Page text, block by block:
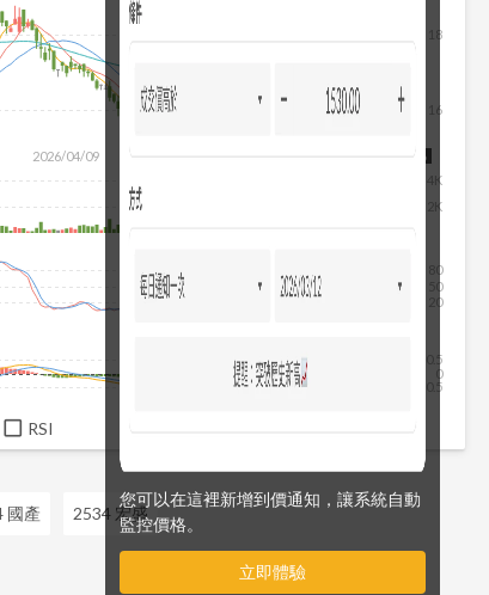
您可以在這裡新增到價通知，讓系統自動
監控價格。
立即體驗
2026/04/09
16
18
2026/08/06
2K
4K
20
50
80
-0.5
0
0.5
RSI
國產 2534 宏盛